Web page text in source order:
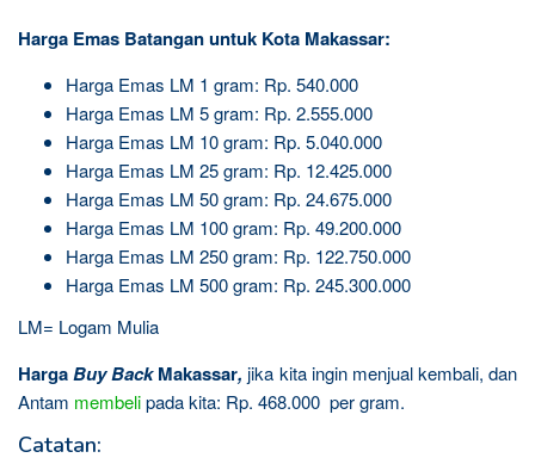
Harga Emas Batangan untuk Kota Makassar:
Harga Emas LM 1 gram: Rp. 540.000
Harga Emas LM 5 gram: Rp. 2.555.000
Harga Emas LM 10 gram: Rp. 5.040.000
Harga Emas LM 25 gram: Rp. 12.425.000
Harga Emas LM 50 gram: Rp. 24.675.000
Harga Emas LM 100 gram: Rp. 49.200.000
Harga Emas LM 250 gram: Rp. 122.750.000
Harga Emas LM 500 gram: Rp. 245.300.000
LM= Logam Mulia
HargaBuy BackMakassar, jika kita ingin menjual kembali, dan
Antam membelipada kita: Rp. 468.000 per gram.
Catatan: